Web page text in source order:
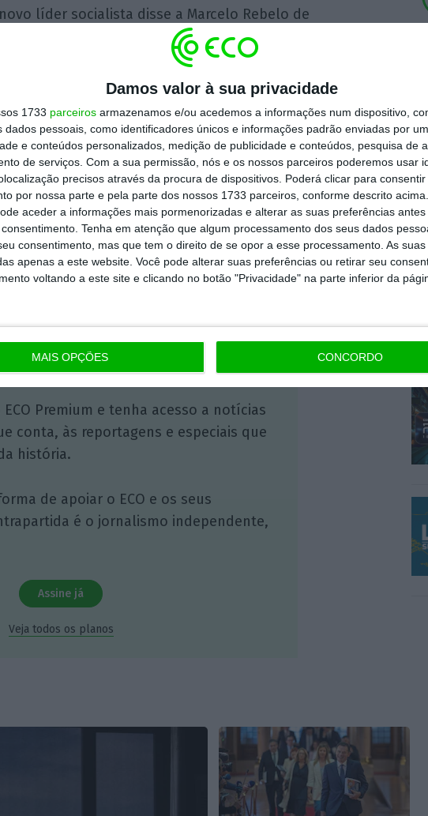
Damos valor à sua privacidade
1733 parceiros armazenamos e/ou acedemos a informações num dispositivo,
dados pessoais, como identificadores únicos e informações padrão enviadas por
e conteúdos personalizados, medição de publicidade e conteúdos, pesquisa de
de serviços. Com a sua permissão, nós e os nossos parceiros poderemos usar
precisos através da procura de dispositivos. Poderá clicar para consentir
por nossa parte e pela parte dos nossos 1733 parceiros, conforme descrito
aceder a informações mais pormenorizadas e alterar as suas preferências
Tenha em atenção que algum processamento dos seus dados
consentimento, mas que tem o direito de se opor a esse processamento. As
apenas a este website. Você pode alterar suas preferências ou retirar seu
voltando a este site e clicando no botão "Privacidade" na parte inferior da
MAIS OPÇÕES CONCORDO
líder socialista disse a Marcelo Rebelo de
PS está disponível para um diálogo
com o Governo,
opor-se ao Governo em “tudo o que coloque em
os alicerces do Estado social”.
informações)
https://eco.sapo.pt/2025/07/01/imigracao-ps-defende-que-cidadaos-dos-palop-e-cplp-devem-ter-um-tratamento-merecedor/ Copiar
é mais importante do que
independente e rigoroso.
Premium e tenha acesso a notícias
conta, às reportagens e especiais que
história.
de apoiar o ECO e os seus
é o jornalismo independente,
Assine já
Veja todos os planos